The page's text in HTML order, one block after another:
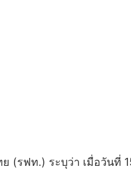
(รฟท.)​ ระบุว่า เมื่อวัน